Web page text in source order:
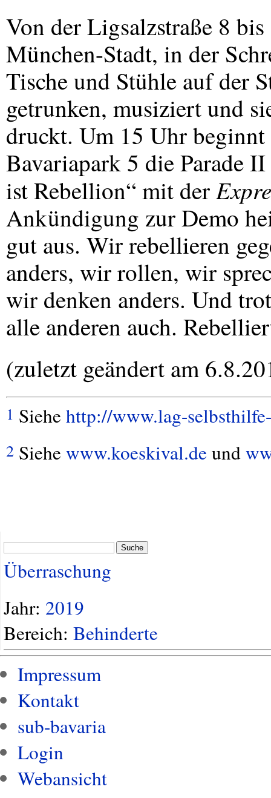
Von der Ligsalzstraße 8
München-Stadt, in der
Tische und Stühle auf der
getrunken, musiziert und
druckt. Um 15 Uhr beginnt
Bavariapark 5 die Parade
ist Rebellion“ mit der
Ankündigung zur Demo
gut aus. Wir rebellieren
anders, wir rollen, wir
wir denken anders. Und
alle anderen auch.
(zuletzt geändert am
1 Siehe http://www.lag-
2 Siehe www.koeskival.de und
Suche
Überraschung
Jahr: 2019
Bereich: Behinderte
Impressum
Kontakt
sub-bavaria
Login
Webansicht